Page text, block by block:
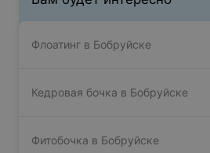
Флоатинг в Бобруйске
Кедровая бочка в Бобруйске
Фитобочка в Бобруйске